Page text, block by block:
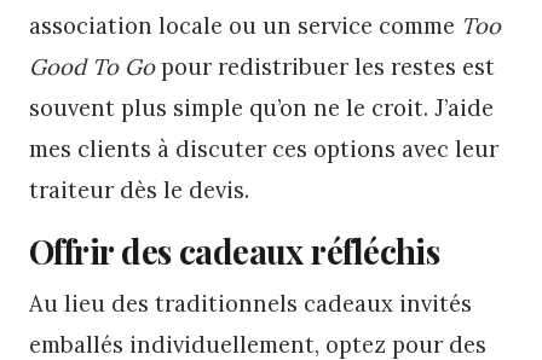
association locale ou un service comme Too
Good To Gopour redistribuer les restes est
souvent plus simple qu’on ne le croit. J’aide
mes clients à discuter ces options avec leur
traiteur dès le devis.
Offrir des cadeaux réfléchis
Au lieu des traditionnels cadeaux invités
emballés individuellement, optez pour des